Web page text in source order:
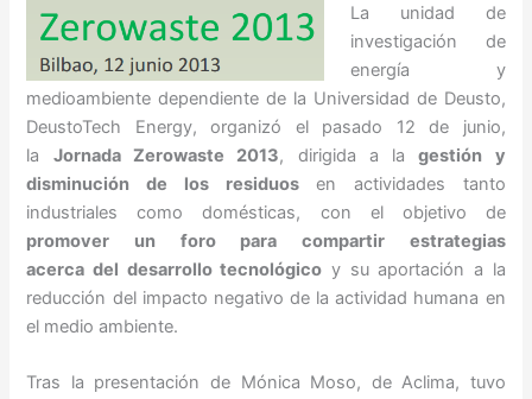
La unidad de
investigación de
energía y
medioambiente dependiente de la Universidad de Deusto,
DeustoTech Energy, organizó el pasado 12 de junio,
la JornadaZerowaste 2013, dirigida a lagestión y
disminución de los residuosen actividades tanto
industriales como domésticas, con el objetivo de
promover un foro para compartir estrategias
acerca del desarrollo tecnológico y su aportación a la
reducción del impacto negativo de la actividad humana en
el medio ambiente.
Tras la presentación de Mónica Moso, de Aclima, tuvo